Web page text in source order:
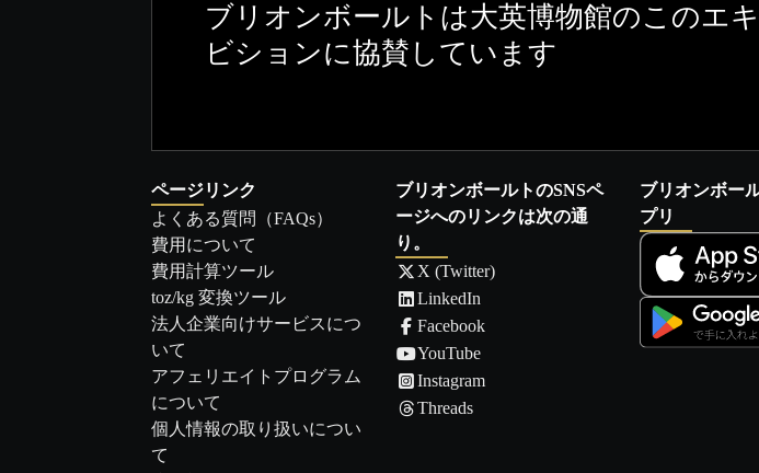
ブリオンボールトは大英博物館のこのエ
ビションに協賛しています
ページリンク
よくある質問（FAQs）
費用について
費用計算ツール
toz/kg 変換ツール
法人企業向けサービスにつ
いて
アフェリエイトプログラム
について
個人情報の取り扱いについ
て
ブリオンボールトのSNSペ
ージへのリンクは次の通
り。
X (Twitter)
LinkedIn
Facebook
YouTube
Instagram
Threads
ブリオンボー
プリ